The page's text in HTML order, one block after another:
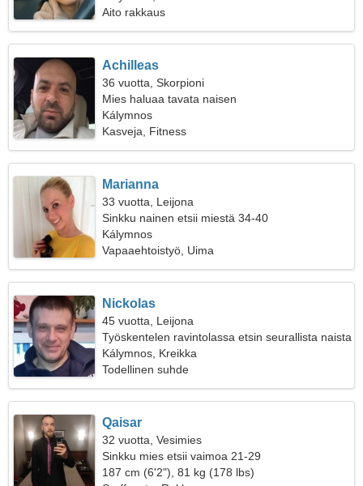
Aito rakkaus
Achilleas
36 vuotta, Skorpioni
Mies haluaa tavata naisen
Kálymnos
Kasveja, Fitness
Marianna
33 vuotta, Leijona
Sinkku nainen etsii miestä 34-40
Kálymnos
Vapaaehtoistyö, Uima
Νickolas
45 vuotta, Leijona
Työskentelen ravintolassa etsin seurallista naista
Kálymnos, Kreikka
Todellinen suhde
Qaisar
32 vuotta, Vesimies
Sinkku mies etsii vaimoa 21-29
187 cm (6'2"), 81 kg (178 lbs)